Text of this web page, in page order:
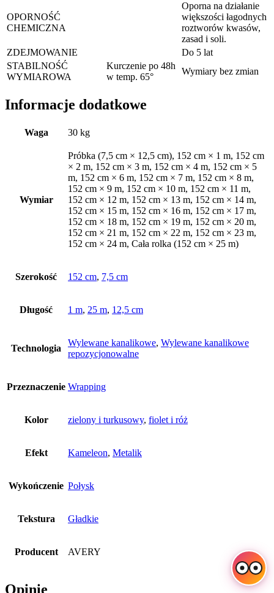
OPORNOŚĆ
CHEMICZNA
Oporna na działanie
większości łagodnych
roztworów kwasów,
zasad i soli.
ZDEJMOWANIE
Do 5 lat
STABILNOŚĆ
WYMIAROWA
Kurczenie po 48h
w temp. 65°
Wymiary bez zmian
Informacje dodatkowe
Waga 30 kg
Wymiar
Próbka (7,5 cm × 12,5 cm), 152 cm × 1 m, 152 cm
× 2 m, 152 cm × 3 m, 152 cm × 4 m, 152 cm × 5
m, 152 cm × 6 m, 152 cm × 7 m, 152 cm × 8 m,
152 cm × 9 m, 152 cm × 10 m, 152 cm × 11 m,
152 cm × 12 m, 152 cm × 13 m, 152 cm × 14 m,
152 cm × 15 m, 152 cm × 16 m, 152 cm × 17 m,
152 cm × 18 m, 152 cm × 19 m, 152 cm × 20 m,
152 cm × 21 m, 152 cm × 22 m, 152 cm × 23 m,
152 cm × 24 m, Cała rolka (152 cm × 25 m)
Szerokość 152 cm, 7,5 cm
Długość 1 m, 25 m, 12,5 cm
Technologia
Wylewane kanalikowe, Wylewane kanalikowe
repozycjonowalne
Przeznaczenie Wrapping
Kolor zielony i turkusowy, fiolet i róż
Efekt Kameleon, Metalik
Wykończenie Połysk
Tekstura Gładkie
Producent AVERY
Opinie